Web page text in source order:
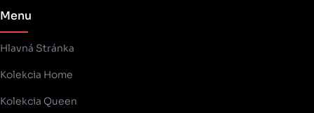
Menu
Hlavná Stránka
Kolekcia Home
Kolekcia Queen